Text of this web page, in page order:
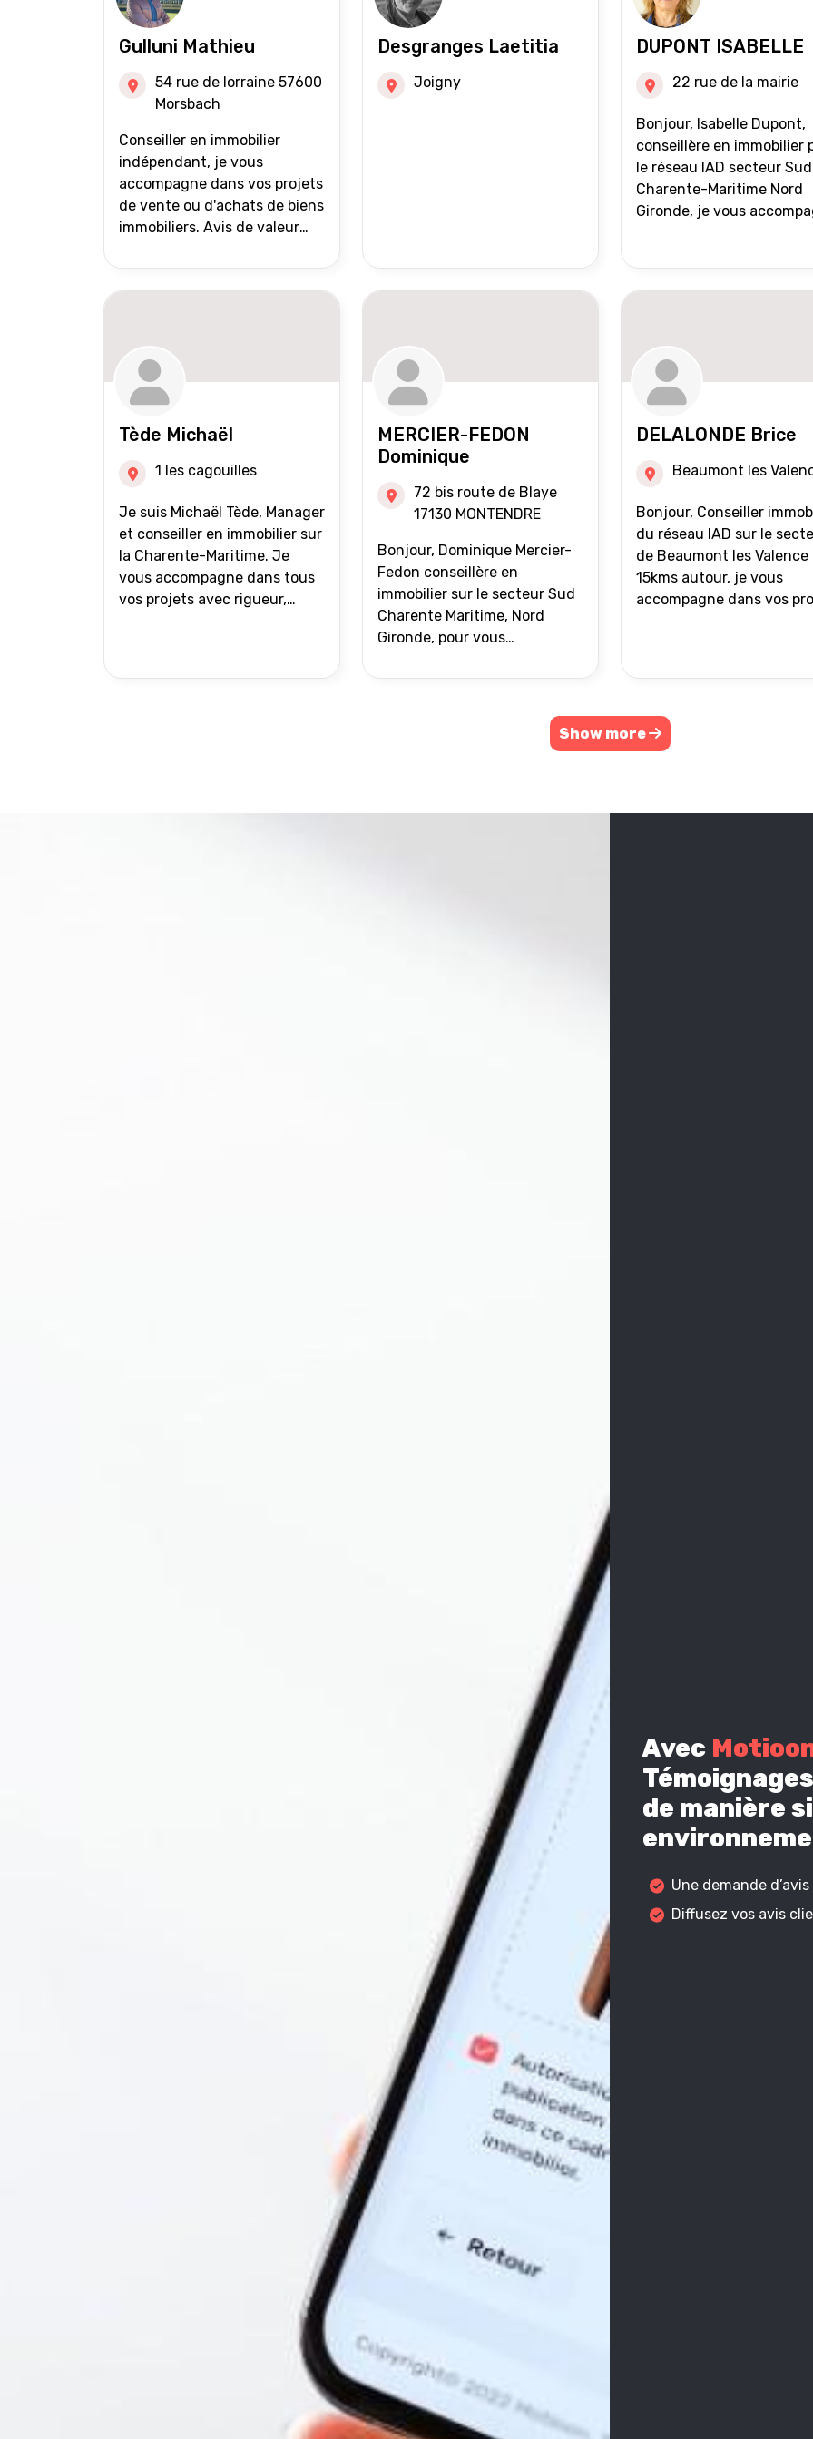
Gulluni Mathieu
54 rue de lorraine 57600
Morsbach
Conseiller en immobilier
indépendant, je vous
accompagne dans vos projets
de vente ou d'achats de biens
immobiliers. Avis de valeur
suivi personnalisés Mise en
avant du bien grâce à des
(niveau national et
international) Validation du
financement des acquéreurs
auprès de partenaires
financiers Portefeuille de
clients acquéreurs travaillé et
Vente en partage grâce au
réseau Iad France et Iad
Deutschland Inter agence
Desgranges Laetitia
Joigny
DUPONT ISABELLE
22 rue de la mairie
Bonjour, Isabelle Dupont,
conseillère en immobilier
le réseau IAD secteur Sud
Charente-Maritime Nord
Gironde, je vous
Tède Michaël
1 les cagouilles
Je suis Michaël Tède, Manager
et conseiller en immobilier sur
la Charente-Maritime. Je
vous accompagne dans tous
vos projets avec rigueur,
MERCIER-FEDON
Dominique
72 bis route de Blaye
17130 MONTENDRE
Bonjour, Dominique Mercier-
Fedon conseillère en
immobilier sur le secteur Sud
Charente Maritime, Nord
Gironde, pour vous
projets immobiliers.
DELALONDE Brice
Beaumont les
Bonjour, Conseiller immobilier
du réseau IAD sur le
de Beaumont les Valence
15kms autour, je vous
accompagne dans vos
Show more
Avec
de manière
Une demande
Diffusez vos avis